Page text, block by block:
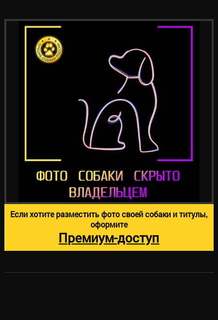
Если хотите разместить фото своей собаки и титулы,
оформите
Премиум-доступ